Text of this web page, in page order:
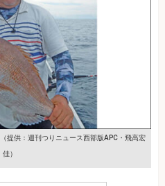
（提供：週刊つりニュース西部版APC・飛高宏
佳）